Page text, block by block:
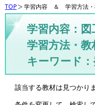
TOP 学習内容 ＆ 学習方法
学習内容：
学習方法・
キーワード
該当する教材は見つかり